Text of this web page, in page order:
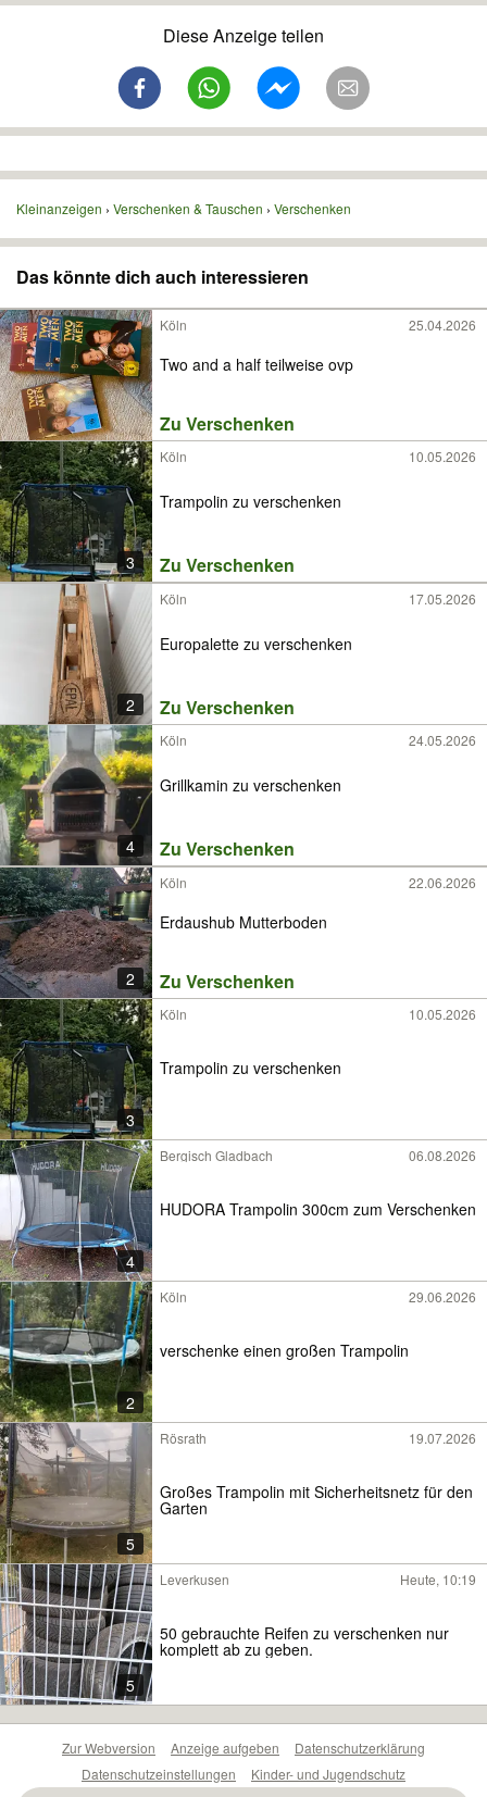
Diese Anzeige teilen
Kleinanzeigen Verschenken & Tauschen Verschenken
Das könnte dich auch interessieren
Köln 25.04.2026
Two and a half teilweise ovp
Zu Verschenken
3
Köln 10.05.2026
Trampolin zu verschenken
Zu Verschenken
2
Köln 17.05.2026
Europalette zu verschenken
Zu Verschenken
4
Köln 24.05.2026
Grillkamin zu verschenken
Zu Verschenken
2
Köln 22.06.2026
Erdaushub Mutterboden
Zu Verschenken
3
Köln 10.05.2026
Trampolin zu verschenken
4
Bergisch Gladbach 06.08.2026
HUDORA Trampolin 300cm zum Verschenken
2
Köln 29.06.2026
verschenke einen großen Trampolin
5
Rösrath 19.07.2026
Großes Trampolin mit Sicherheitsnetz für den
Garten
5
Leverkusen Heute, 10:19
50 gebrauchte Reifen zu verschenken nur
komplett ab zu geben.
Zur Webversion Anzeige aufgeben
Datenschutzerklärung
Datenschutzeinstellungen
Kinder- und Jugendschutz